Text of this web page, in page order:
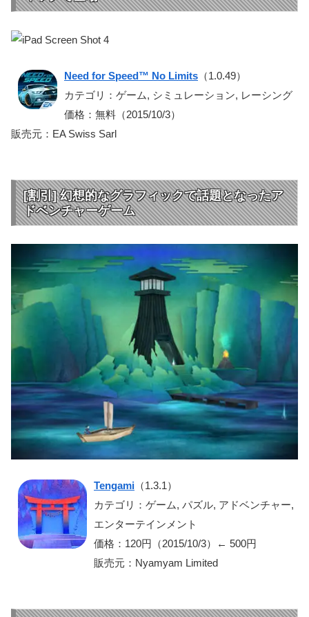
Need for Speed™ No Limits （1.0.49）
カテゴリ：ゲーム, シミュレーション, レーシング
価格：無料（2015/10/3）
販売元：EA Swiss Sarl
[割引] 幻想的なグラフィックで話題となったア
ドベンチャーゲーム
Tengami （1.3.1）
カテゴリ：ゲーム, パズル, アドベンチャー,
エンターテインメント
価格：120円（2015/10/3）← 500円
販売元：Nyamyam Limited